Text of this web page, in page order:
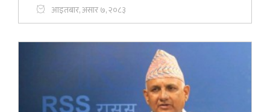
आइतबार, असार ७, २०८३